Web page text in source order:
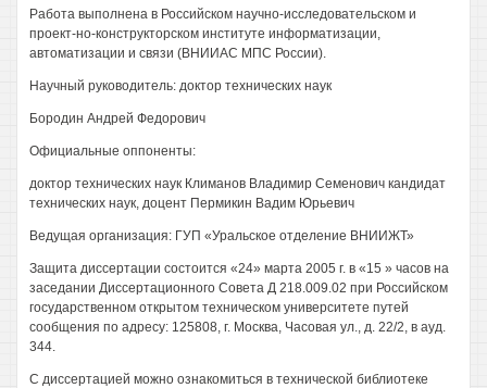
Работа выполнена в Российском научно-исследовательском и
проект-но-конструкторском институте информатизации,
автоматизации и связи (ВНИИАС МПС России).
Научный руководитель: доктор технических наук
Бородин Андрей Федорович
Официальные оппоненты:
доктор технических наук Климанов Владимир Семенович кандидат
технических наук, доцент Пермикин Вадим Юрьевич
Ведущая организация: ГУП «Уральское отделение ВНИИЖТ»
Защита диссертации состоится «24» марта 2005 г. в «15 » часов на
заседании Диссертационного Совета Д 218.009.02 при Российском
государственном открытом техническом университете путей
сообщения по адресу: 125808, г. Москва, Часовая ул., д. 22/2, в ауд.
344.
С диссертацией можно ознакомиться в технической библиотеке